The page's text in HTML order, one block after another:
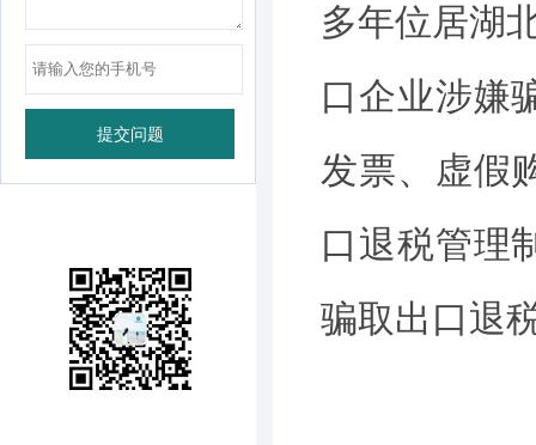
多年位居湖
口企业涉嫌
发票、虚假
口退税管理
骗取出口退